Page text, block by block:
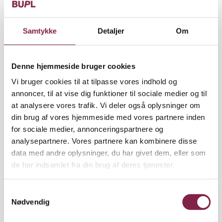
Samtykke Detaljer Om
Denne hjemmeside bruger cookies
Vi bruger cookies til at tilpasse vores indhold og
annoncer, til at vise dig funktioner til sociale medier og til
at analysere vores trafik. Vi deler også oplysninger om
din brug af vores hjemmeside med vores partnere inden
for sociale medier, annonceringspartnere og
analysepartnere. Vores partnere kan kombinere disse
data med andre oplysninger, du har givet dem, eller som
de har indsamlet fra din brug af deres tjenester.
Nødvendig
»Robotterne er sammen med de andre it-redskaber
de bedste pædagogiske redskaber, jeg nogensinde
har haft. Børnene er bare 100 procent på og
noget andet frem. Selv de helt små vuggestuebørn
bliver stimuleret til at kravle, når de ser en robot,«
forklarer hun.
Børn skal være medskabende
En naturlig interesse for teknologi og en
institutionsleder, som bakker op med kurser og
investeringer, er baggrunden for, at Louise Jürs
Johnsen nu i tre år har haft ansvaret for den digitale
pædagogik. Med tyk streg under pædagogik. For der
skal være et pædagogisk sigte med teknologien.
»Vores udgangspunkt er, at børnene ikke kun er